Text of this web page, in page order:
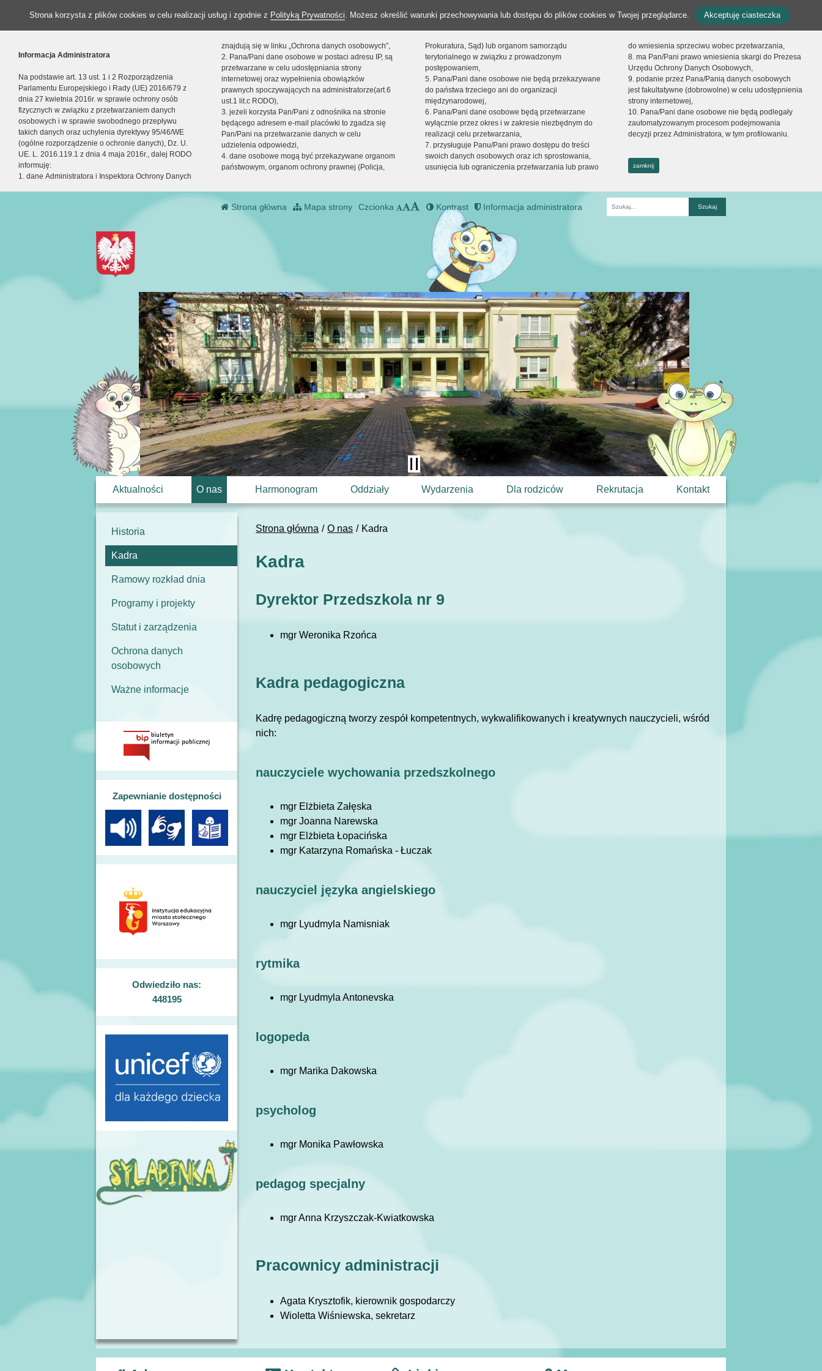
Strona korzysta z plików cookies w celu realizacji usług i zgodnie z Polityką Prywatności. Możesz określić warunki przechowywania lub dostępu do plików cookies w Twojej przeglądarce. Akceptuję ciasteczka
Informacja Administratora
Na podstawie art. 13 ust. 1 i 2 Rozporządzenia
Parlamentu Europejskiego i Rady (UE) 2016/679 z
dnia 27 kwietnia 2016r. w sprawie ochrony osób
fizycznych w związku z przetwarzaniem danych
osobowych i w sprawie swobodnego przepływu
takich danych oraz uchylenia dyrektywy 95/46/WE
(ogólne rozporządzenie o ochronie danych), Dz. U.
UE. L. 2016.119.1 z dnia 4 maja 2016r., dalej RODO
informuję:
1. dane Administratora i Inspektora Ochrony Danych
znajdują się w linku „Ochrona danych osobowych”,
2. Pana/Pani dane osobowe w postaci adresu IP, są
przetwarzane w celu udostępniania strony
internetowej oraz wypełnienia obowiązków
prawnych spoczywających na administratorze(art.6
ust.1 lit.c RODO),
3. jeżeli korzysta Pan/Pani z odnośnika na stronie
będącego adresem e-mail placówki to zgadza się
Pan/Pani na przetwarzanie danych w celu
udzielenia odpowiedzi,
4. dane osobowe mogą być przekazywane organom
państwowym, organom ochrony prawnej (Policja,
Prokuratura, Sąd) lub organom samorządu
terytorialnego w związku z prowadzonym
postępowaniem,
5. Pana/Pani dane osobowe nie będą przekazywane
do państwa trzeciego ani do organizacji
międzynarodowej,
6. Pana/Pani dane osobowe będą przetwarzane
wyłącznie przez okres i w zakresie niezbędnym do
realizacji celu przetwarzania,
7. przysługuje Panu/Pani prawo dostępu do treści
swoich danych osobowych oraz ich sprostowania,
usunięcia lub ograniczenia przetwarzania lub prawo
do wniesienia sprzeciwu wobec przetwarzania,
8. ma Pan/Pani prawo wniesienia skargi do Prezesa
Urzędu Ochrony Danych Osobowych,
9. podanie przez Pana/Panią danych osobowych
jest fakultatywne (dobrowolne) w celu udostępnienia
strony internetowej,
10. Pana/Pani dane osobowe nie będą podlegały
zautomatyzowanym procesom podejmowania
decyzji przez Administratora, w tym profilowaniu.
zamknij
Strona główna Mapa strony Czcionka Kontrast Informacja administratora
Fraza
Aktualności O nas Harmonogram Oddziały Wydarzenia Dla rodziców Rekrutacja Kontakt
Strona główna O nas Kadra
Kadra
Dyrektor Przedszkola nr 9
mgr Weronika Rzońca
Kadra pedagogiczna
Kadrę pedagogiczną tworzy zespół kompetentnych, wykwalifikowanych i kreatywnych nauczycieli, wśród
nich:
nauczyciele wychowania przedszkolnego
mgr Elżbieta Załęska
mgr Joanna Narewska
mgr Elżbieta Łopacińska
mgr Katarzyna Romańska - Łuczak
nauczyciel języka angielskiego
mgr Lyudmyla Namisniak
rytmika
mgr Lyudmyla Antonevska
logopeda
mgr Marika Dakowska
psycholog
mgr Monika Pawłowska
pedagog specjalny
mgr Anna Krzyszczak-Kwiatkowska
Pracownicy administracji
Agata Krysztofik, kierownik gospodarczy
Wioletta Wiśniewska, sekretarz
Historia
Kadra
Ramowy rozkład dnia
Programy i projekty
Statut i zarządzenia
Ochrona danych
osobowych
Ważne informacje
Zapewnianie dostępności
Odwiedziło nas:
448195